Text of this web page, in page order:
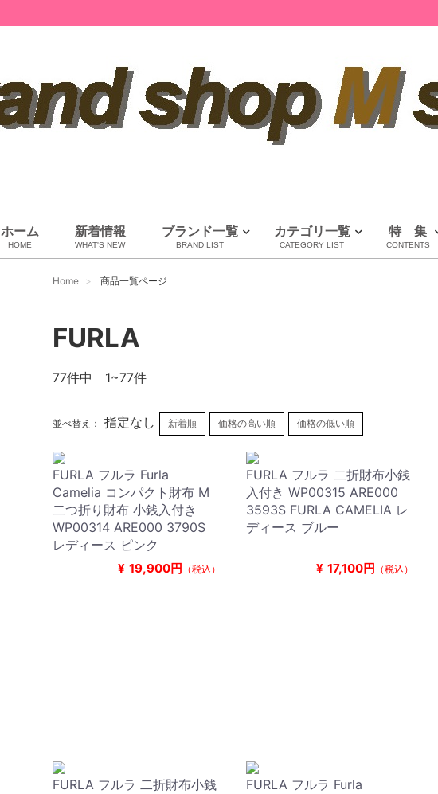
ホーム
HOME
新着情報
WHAT'S NEW
ブランド一覧
BRAND LIST
ルイヴィトン
シャネル
エルメス
全てのブランドを見る
カテゴリ一覧
CATEGORY LIST
雑貨・その他
バッグ＆ポーチ
アロマ＆フレグランス
特 集
CONTENTS
Home 商品一覧ページ
FURLA
77件中 1~77件
並べ替え： 指定なし 新着順 価格の高い順 価格の低い順
FURLA フルラ Furla
Camelia コンパクト財布 M
二つ折り財布 小銭入付き
WP00314 ARE000 3790S
レディース ピンク
¥ 19,900円 （税込）
FURLA フルラ 二折財布小銭
入付き WP00315 ARE000
3593S FURLA CAMELIA レ
ディース ブルー
¥ 17,100円 （税込）
FURLA フルラ 二折財布小銭
FURLA フルラ Furla